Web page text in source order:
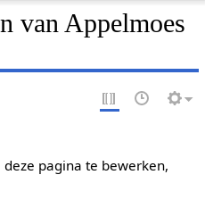
van Appelmoes
pagina te bewerken,